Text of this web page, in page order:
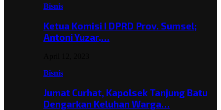
Bisnis
Ketua Komisi I DPRD Prov. Sumsel;
Antoni Yuzar,…
Bisnis
Jumat Curhat, Kapolsek Tanjung Batu
Dengarkan Keluhan Warga…